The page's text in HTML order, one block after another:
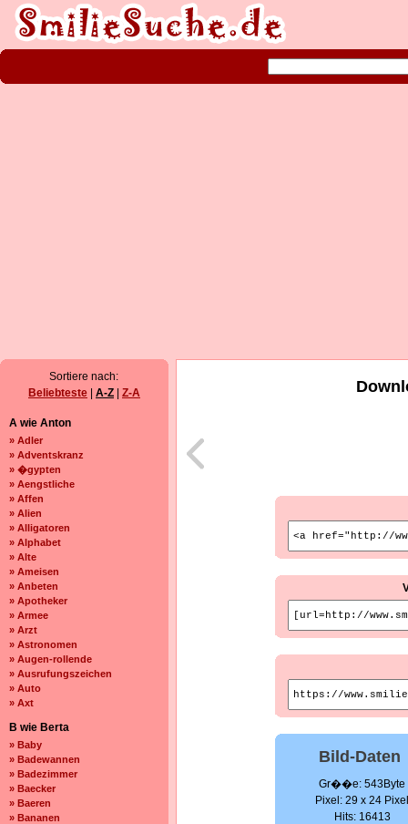
Sortiere nach:
Beliebteste
A-Z Z-A
A wie Anton
» Adler
» Adventskranz
» �gypten
» Aengstliche
» Affen
» Alien
» Alligatoren
» Alphabet
» Alte
» Ameisen
» Anbeten
» Apotheker
» Armee
» Arzt
» Astronomen
» Augen-rollende
» Ausrufungszeichen
» Auto
» Axt
B wie Berta
» Baby
» Badewannen
» Badezimmer
» Baecker
» Baeren
» Bananen
Bild-Daten
Gr��e: 543Byte
Pixel: 29 x 24
Hits: 16413